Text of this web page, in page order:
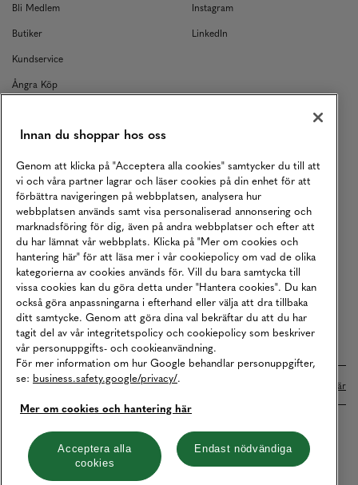
Bli Medlem
Butiker
Kundservice
Ångra Köp
Returer
Köpvillkor
Karriär
Vårt Ansvar
Våra Tjänster
Press
Studentrabatt
B2B
Tillgänglighetsredogörelse
Instagram
LinkedIn
Betalningar online sköts i samarbete med Klarna. Läs mer här
Cookies Integritetspolicy
Hantera cookies
Innan du shoppar hos oss
Genom att klicka på "Acceptera alla cookies" samtycker du till att
vi och våra partner lagrar och läser cookies på din enhet för att
förbättra navigeringen på webbplatsen, analysera hur
webbplatsen används samt visa personaliserad annonsering och
marknadsföring för dig, även på andra webbplatser och efter att
du har lämnat vår webbplats. Klicka på "Mer om cookies och
hantering här" för att läsa mer i vår cookiepolicy om vad de olika
kategorierna av cookies används för. Vill du bara samtycka till
vissa cookies kan du göra detta under "Hantera cookies". Du kan
också göra anpassningarna i efterhand eller välja att dra tillbaka
ditt samtycke. Genom att göra dina val bekräftar du att du har
tagit del av vår integritetspolicy och cookiepolicy som beskriver
vår personuppgifts- och cookieanvändning.
För mer information om hur Google behandlar personuppgifter,
se: business.safety.google/privacy/.
Mer om cookies och hantering här
Acceptera alla
cookies
Endast nödvändiga